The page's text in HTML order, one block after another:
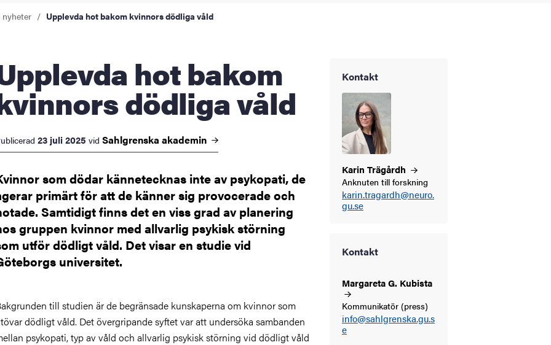
nyheter Upplevda hot bakom kvinnors dödliga våld
bakom
dödliga våld
23 juli 2025 vid Sahlgrenska akademin
som dödar kännetecknas inte av psykopati, de
primärt för att de känner sig provocerade och
Samtidigt finns det en viss grad av planering
gruppen kvinnor med allvarlig psykisk störning
utför dödligt våld. Det visar en studie vid
universitet.
Kontakt
Karin Trägårdh
Anknuten till forskning
karin.tragardh@neuro.
gu.se
Kontakt
Margareta G. Kubista
Kommunikatör (press)
info@sahlgrenska.gu.s
e
till studien är de begränsade kunskaperna om kvinnor som
dödligt våld. Det övergripande syftet var att undersöka sambanden
psykopati, typ av våld och allvarlig psykisk störning vid dödligt våld